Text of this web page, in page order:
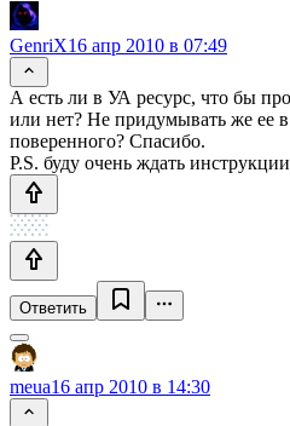
GenriX16 апр 2010 в 07:49
А есть ли в УА ресурс, что бы
или нет? Не придумывать же ее
поверенного? Спасибо.
P.S. буду очень ждать
Ответить
meua16 апр 2010 в 14:30